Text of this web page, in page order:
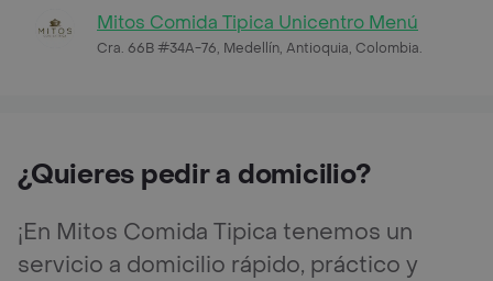
Mitos Comida Tipica Unicentro Menú
Cra. 66B #34A-76, Medellín, Antioquia, Colombia.
¿Quieres pedir a domicilio?
¡En Mitos Comida Tipica tenemos un
servicio a domicilio rápido, práctico y